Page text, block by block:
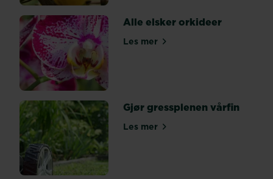
potter,
slik
at
du
kan
ta...
Alle elsker orkideer
Les merom Alle elsker orkideer
Gjør gressplenen vårfin
Les merom Gjør gressplenen vårfin